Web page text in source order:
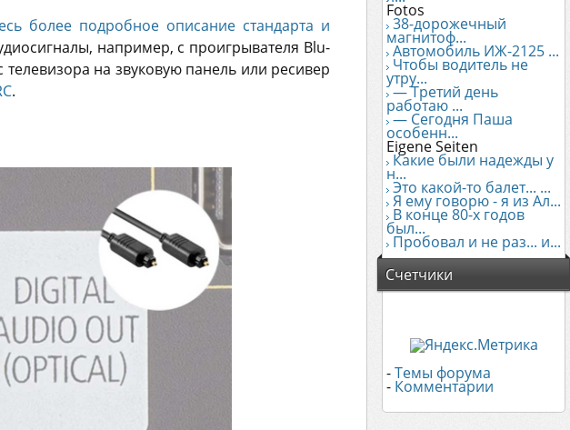
Fotos
38-дорожечный
магнитоф...
Автомобиль ИЖ-2125 ...
Чтобы водитель не
утру...
— Третий день
работаю ...
— Сегодня Паша
особенн...
Eigene Seiten
Какие были надежды у
н...
Это какой-то балет... ...
Я ему говорю - я из Ал...
В конце 80-х годов
был...
Пробовал и не раз... и...
Счетчики
-Темы форума
- Комментарии
более подробное описание стандарта и
например, с проигрывателя Blu-
на звуковую панель или ресивер
.